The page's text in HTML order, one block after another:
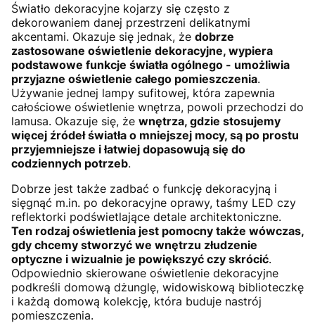
Światło dekoracyjne kojarzy się często z
dekorowaniem danej przestrzeni delikatnymi
akcentami. Okazuje się jednak, że dobrze
zastosowane oświetlenie dekoracyjne, wypiera
podstawowe funkcje światła ogólnego - umożliwia
przyjazne oświetlenie całego pomieszczenia.
Używanie jednej lampy sufitowej, która zapewnia
całościowe oświetlenie wnętrza, powoli przechodzi do
lamusa. Okazuje się, że wnętrza, gdzie stosujemy
więcej źródeł światła o mniejszej mocy, są po prostu
przyjemniejsze i łatwiej dopasowują się do
codziennych potrzeb.
Dobrze jest także zadbać o funkcję dekoracyjną i
sięgnąć m.in. po dekoracyjne oprawy, taśmy LED czy
reflektorki podświetlające detale architektoniczne.
Ten rodzaj oświetlenia jest pomocny także wówczas,
gdy chcemy stworzyć we wnętrzu złudzenie
optyczne i wizualnie je powiększyć czy skrócić.
Odpowiednio skierowane oświetlenie dekoracyjne
podkreśli domową dżunglę, widowiskową biblioteczkę
i każdą domową kolekcję, która buduje nastrój
pomieszczenia.